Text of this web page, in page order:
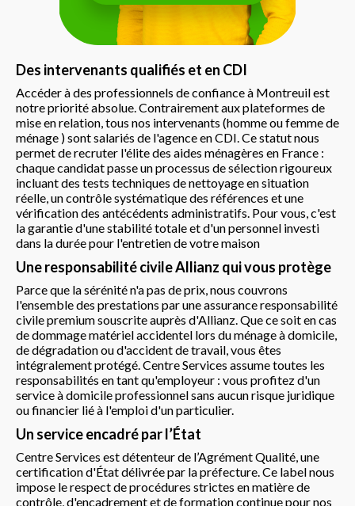
Des intervenants qualifiés et en CDI
Accéder à des professionnels de confiance à Montreuil est
notre priorité absolue. Contrairement aux plateformes de
mise en relation, tous nos intervenants (homme ou femme de
ménage ) sont salariés de l'agence en CDI. Ce statut nous
permet de recruter l'élite des aides ménagères en France :
chaque candidat passe un processus de sélection rigoureux
incluant des tests techniques de nettoyage en situation
réelle, un contrôle systématique des références et une
vérification des antécédents administratifs. Pour vous, c'est
la garantie d'une stabilité totale et d'un personnel investi
dans la durée pour l'entretien de votre maison
Une responsabilité civile Allianz qui vous protège
Parce que la sérénité n'a pas de prix, nous couvrons
l'ensemble des prestations par une assurance responsabilité
civile premium souscrite auprès d'Allianz. Que ce soit en cas
de dommage matériel accidentel lors du ménage à domicile,
de dégradation ou d'accident de travail, vous êtes
intégralement protégé. Centre Services assume toutes les
responsabilités en tant qu'employeur : vous profitez d'un
service à domicile professionnel sans aucun risque juridique
ou financier lié à l'emploi d'un particulier.
Un service encadré par l’État
Centre Services est détenteur de l’Agrément Qualité, une
certification d'État délivrée par la préfecture. Ce label nous
impose le respect de procédures strictes en matière de
contrôle, d'encadrement et de formation continue pour nos